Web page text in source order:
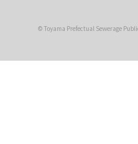
© Toyama Prefectual Sewerage